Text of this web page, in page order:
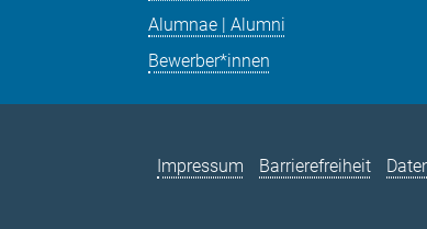
Alumnae | Alumni
Bewerber*innen
Impressum Barrierefreiheit